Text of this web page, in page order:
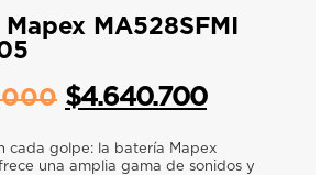
MA528SFMI
$4.640.700
cada golpe: la batería Mapex
una amplia gama de sonidos y